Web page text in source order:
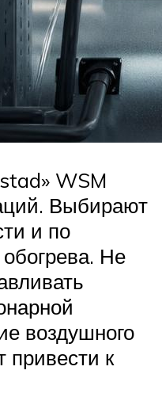
WSM
Выбирают
и по
Не
воздушного
привести к